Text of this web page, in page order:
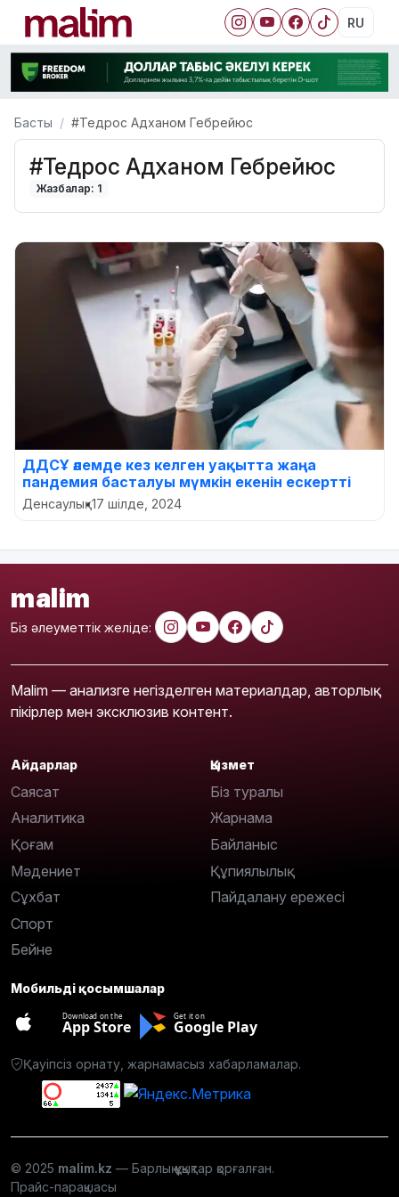
RU
Басты #Тедрос Адханом Гебрейюс
#Тедрос Адханом Гебрейюс
Жазбалар: 1
ДДСҰ әлемде кез келген уақытта жаңа
пандемия басталуы мүмкін екенін ескертті
Денсаулық•17 шілде, 2024
malim
Біз әлеуметтік желіде:
Malim — анализге негізделген материалдар, авторлық
пікірлер мен эксклюзив контент.
Айдарлар
Саясат
Аналитика
Қоғам
Мәдениет
Сұхбат
Спорт
Бейне
Қызмет
Біз туралы
Жарнама
Байланыс
Құпиялылық
Пайдалану ережесі
Мобильді қосымшалар
Download on the
App Store
Get it on
Google Play
Қауіпсіз орнату, жарнамасыз хабарламалар.
© 2025 malim.kz — Барлық құқықтар қорғалған.
Прайс-парақшасы